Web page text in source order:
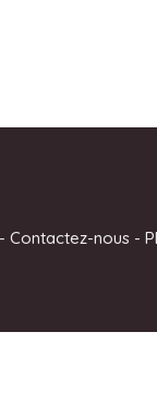
- Contactez-nous-